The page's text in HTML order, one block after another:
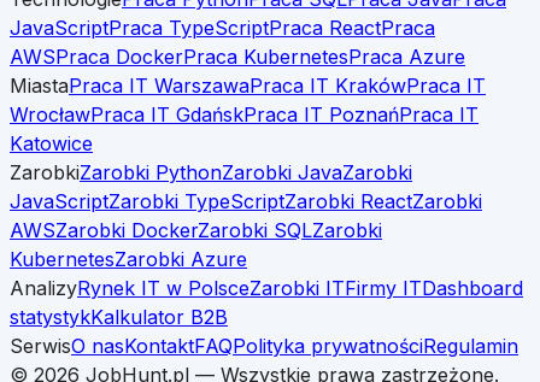
JavaScriptPraca TypeScriptPraca ReactPraca
AWSPraca DockerPraca KubernetesPraca Azure
MiastaPraca IT WarszawaPraca IT KrakówPraca IT
WrocławPraca IT GdańskPraca IT PoznańPraca IT
Katowice
ZarobkiZarobki PythonZarobki JavaZarobki
JavaScriptZarobki TypeScriptZarobki ReactZarobki
AWSZarobki DockerZarobki SQLZarobki
KubernetesZarobki Azure
AnalizyRynek IT w PolsceZarobki ITFirmy ITDashboard
statystykKalkulator B2B
SerwisO nasKontaktFAQPolityka prywatnościRegulamin
© 2026 JobHunt.pl — Wszystkie prawa zastrzeżone.